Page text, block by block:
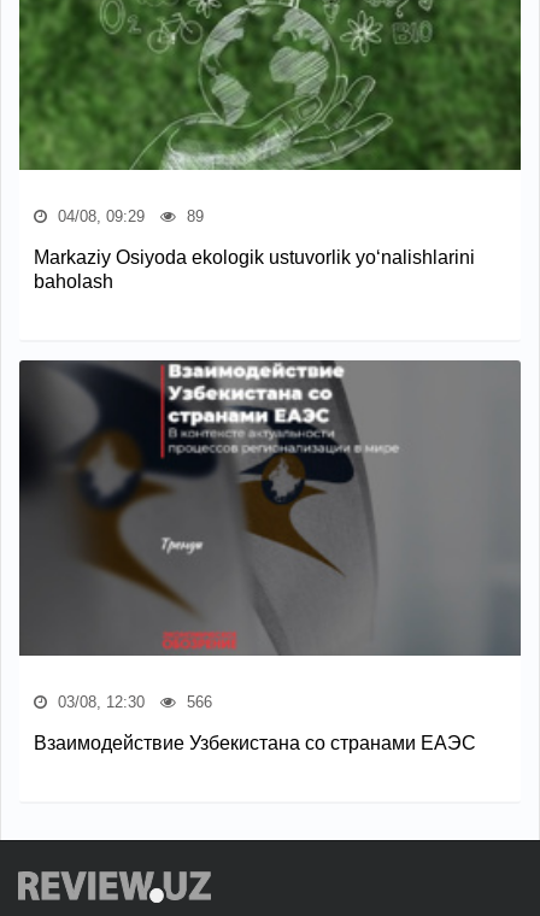
04/08, 09:29 89
Markaziy Osiyoda ekologik ustuvorlik yo‘nalishlarini
baholash
03/08, 12:30 566
Взаимодействие Узбекистана со странами ЕАЭС